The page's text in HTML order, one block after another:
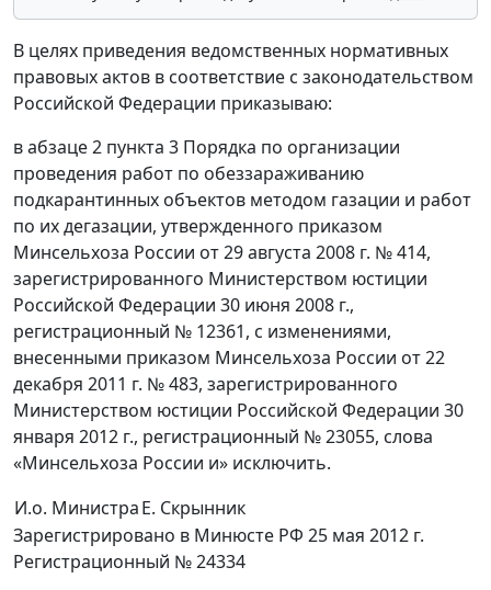
В целях приведения ведомственных нормативных
правовых актов в соответствие с законодательством
Российской Федерации приказываю:
в абзаце 2 пункта 3 Порядка по организации
проведения работ по обеззараживанию
подкарантинных объектов методом газации и работ
по их дегазации, утвержденного приказом
Минсельхоза России от 29 августа 2008 г. № 414,
зарегистрированного Министерством юстиции
Российской Федерации 30 июня 2008 г.,
регистрационный № 12361, с изменениями,
внесенными приказом Минсельхоза России от 22
декабря 2011 г. № 483, зарегистрированного
Министерством юстиции Российской Федерации 30
января 2012 г., регистрационный № 23055, слова
«Минсельхоза России и» исключить.
И.о. МинистраЕ. Скрынник
Зарегистрировано в Минюсте РФ 25 мая 2012 г.
Регистрационный № 24334